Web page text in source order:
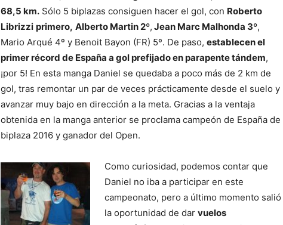
68,5 km. Sólo 5 biplazas consiguen hacer el gol, con Roberto
Librizzi primero, Alberto Martin 2º, Jean Marc Malhonda 3º,
Mario Arqué 4º y Benoit Bayon (FR) 5º. De paso, establecen el
primer récord de España a gol prefijado en parapente tándem,
¡por 5! En esta manga Daniel se quedaba a poco más de 2 km de
gol, tras remontar un par de veces prácticamente desde el suelo y
avanzar muy bajo en dirección a la meta. Gracias a la ventaja
obtenida en la manga anterior se proclama campeón de España de
biplaza 2016 y ganador del Open.
Como curiosidad, podemos contar que
Daniel no iba a participar en este
campeonato, pero a último momento salió
la oportunidad de dar vuelos